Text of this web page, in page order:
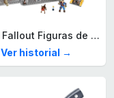
Mega Fallout Figuras de acción y Juguetes de construcción, Parada de Camiones Red Rocket con 824 Piezas, 2 Personajes articulados y Accesorios, para coleccionistas, HXT00
Ver historial →